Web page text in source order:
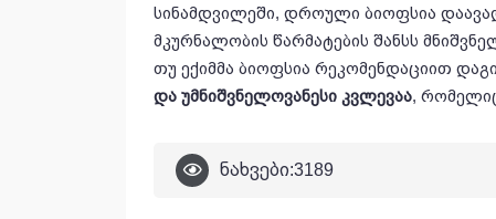
სინამდვილეში, დროული ბიოფსია
მკურნალობის წარმატების შანსს
თუ ექიმმა ბიოფსია რეკომენდაციით
და უმნიშვნელოვანესი კვლევაა,
ნახვები:3189